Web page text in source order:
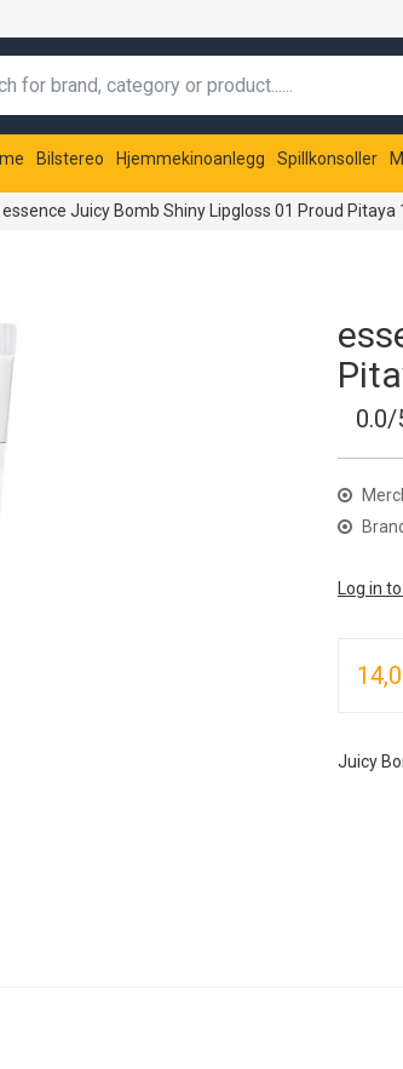
Bilstereo Hjemmekinoanlegg Spillkonsoller
essence Juicy Bomb Shiny Lipgloss 01 Proud Pitaya
0.0/
Log in
Juicy